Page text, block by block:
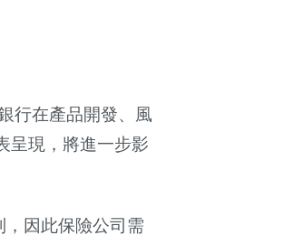
行在產品開發、風
呈現，將進一步影
因此保險公司需